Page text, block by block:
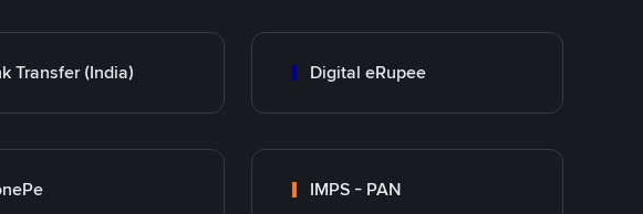
Transfer (India) Digital eRupee
IMPS - PAN